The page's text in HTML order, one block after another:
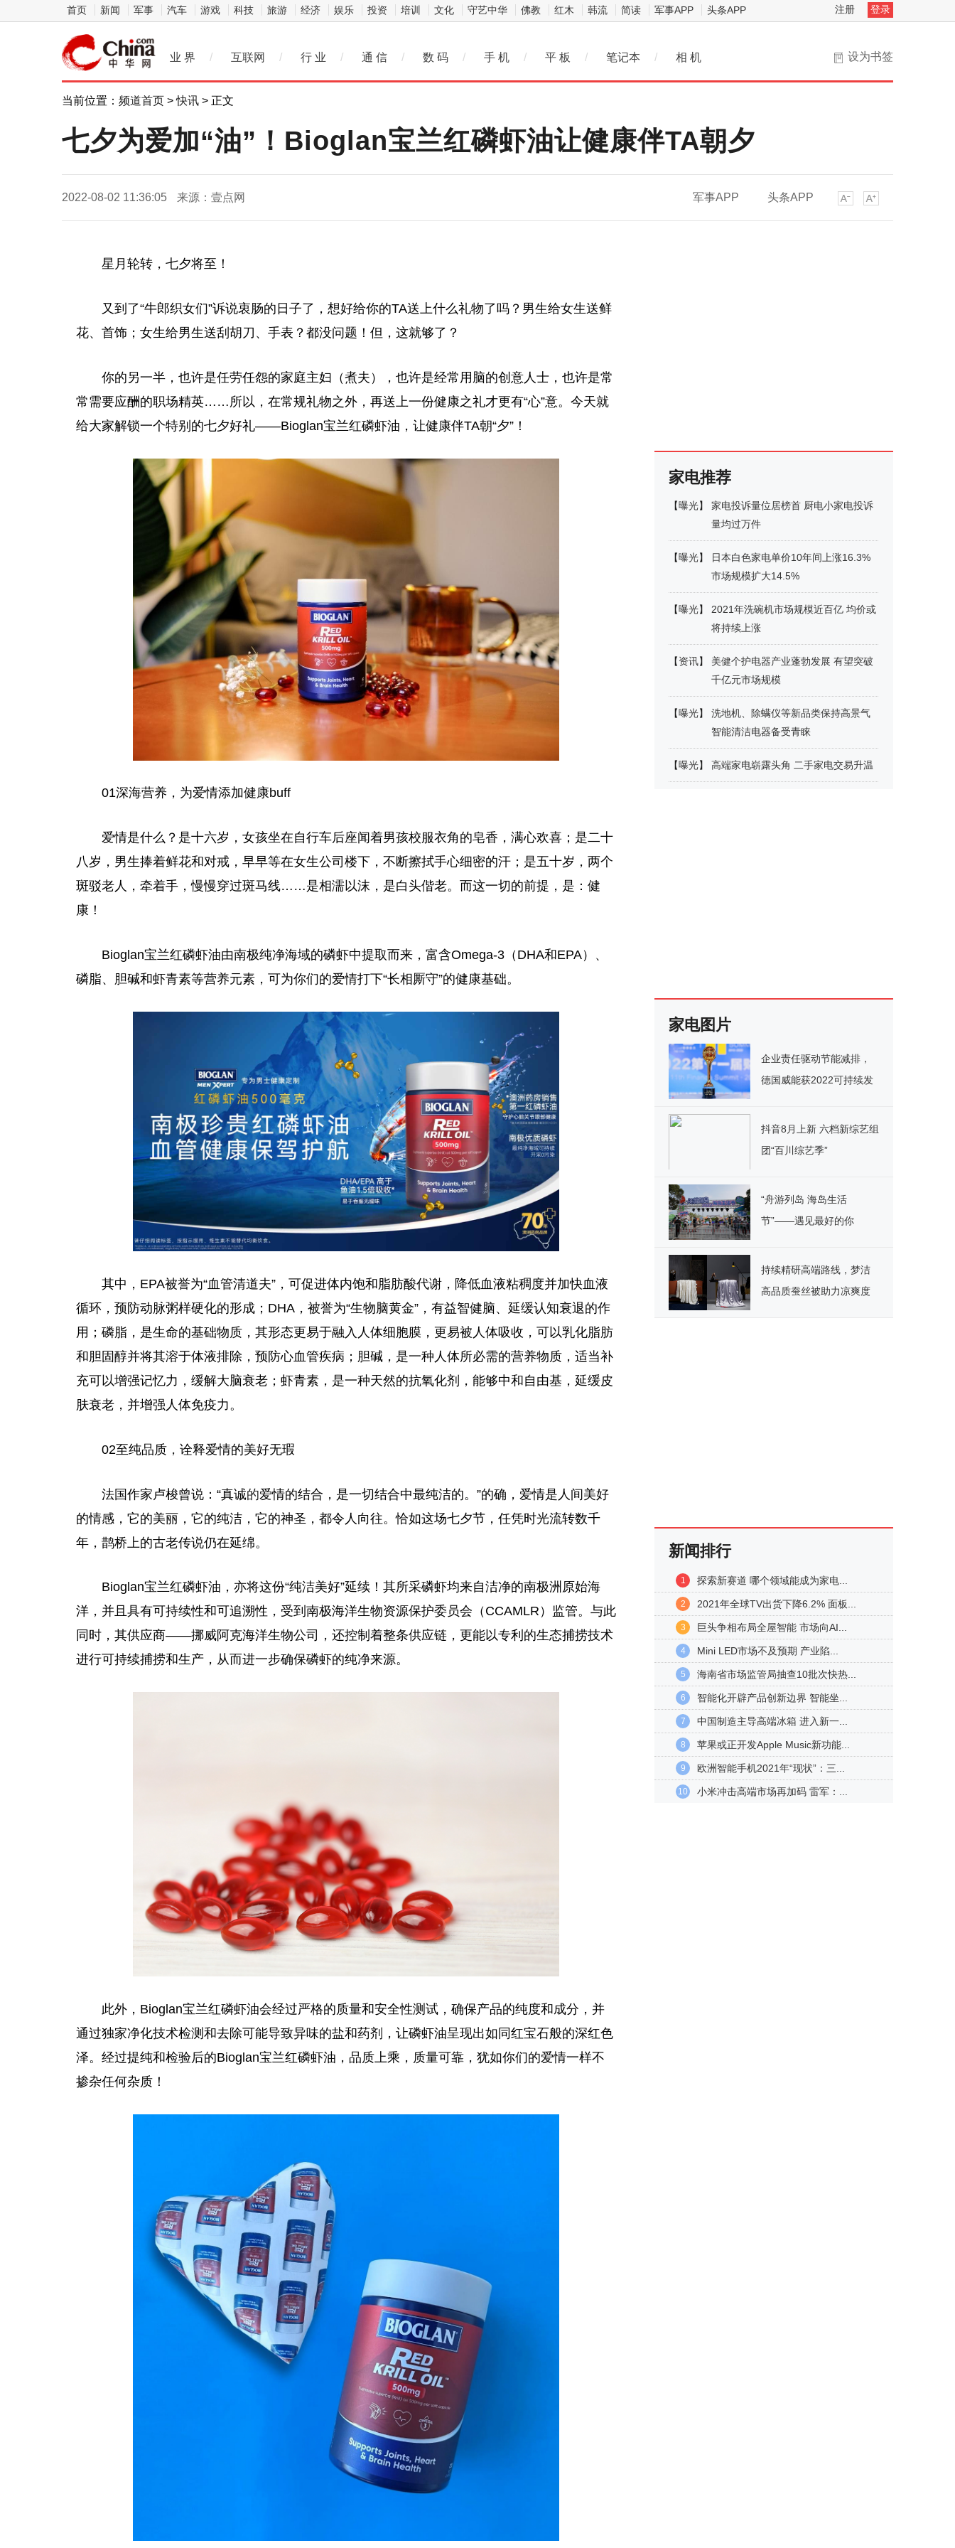
首页 新闻 军事 汽车 游戏 科技 旅游 经济 娱乐 投资 培训 文化 守艺中华 佛教 红木 韩流 简读 军事APP 头条APP 注册 登录
设为书签
业 界 / 互联网 / 行 业 / 通 信 / 数 码 / 手 机 / 平 板 / 笔记本 / 相 机
当前位置： 频道首页 >快讯 > 正文
七夕为爱加“油”！Bioglan宝兰红磷虾油让健康伴TA朝夕
2022-08-02 11:36:05 来源：壹点网 军事APP 头条APP
星月轮转，七夕将至！
又到了“牛郎织女们”诉说衷肠的日子了，想好给你的TA送上什么礼物了吗？男生给女生送鲜
花、首饰；女生给男生送刮胡刀、手表？都没问题！但，这就够了？
你的另一半，也许是任劳任怨的家庭主妇（煮夫），也许是经常用脑的创意人士，也许是常
常需要应酬的职场精英……所以，在常规礼物之外，再送上一份健康之礼才更有“心”意。今天就
给大家解锁一个特别的七夕好礼——Bioglan宝兰红磷虾油，让健康伴TA朝“夕”！
01深海营养，为爱情添加健康buff
爱情是什么？是十六岁，女孩坐在自行车后座闻着男孩校服衣角的皂香，满心欢喜；是二十
八岁，男生捧着鲜花和对戒，早早等在女生公司楼下，不断擦拭手心细密的汗；是五十岁，两个
斑驳老人，牵着手，慢慢穿过斑马线……是相濡以沫，是白头偕老。而这一切的前提，是：健
康！
Bioglan宝兰红磷虾油由南极纯净海域的磷虾中提取而来，富含Omega-3（DHA和EPA）、
磷脂、胆碱和虾青素等营养元素，可为你们的爱情打下“长相厮守”的健康基础。
其中，EPA被誉为“血管清道夫”，可促进体内饱和脂肪酸代谢，降低血液粘稠度并加快血液
循环，预防动脉粥样硬化的形成；DHA，被誉为“生物脑黄金”，有益智健脑、延缓认知衰退的作
用；磷脂，是生命的基础物质，其形态更易于融入人体细胞膜，更易被人体吸收，可以乳化脂肪
和胆固醇并将其溶于体液排除，预防心血管疾病；胆碱，是一种人体所必需的营养物质，适当补
充可以增强记忆力，缓解大脑衰老；虾青素，是一种天然的抗氧化剂，能够中和自由基，延缓皮
肤衰老，并增强人体免疫力。
02至纯品质 ， 诠释爱情的美好无瑕
法国作家卢梭曾说：“真诚的爱情的结合，是一切结合中最纯洁的。”的确，爱情是人间美好
的情感，它的美丽，它的纯洁，它的神圣，都令人向往。恰如这场七夕节，任凭时光流转数千
年，鹊桥上的古老传说仍在延绵。
Bioglan宝兰红磷虾油，亦将这份“纯洁美好”延续！其所采磷虾均来自洁净的南极洲原始海
洋，并且具有可持续性和可追溯性，受到南极海洋生物资源保护委员会（CCAMLR）监管。与此
同时，其供应商——挪威阿克海洋生物公司，还控制着整条供应链，更能以专利的生态捕捞技术
进行可持续捕捞和生产，从而进一步确保磷虾的纯净来源。
此外，Bioglan宝兰红磷虾油会经过严格的质量和安全性测试，确保产品的纯度和成分，并
通过独家净化技术检测和去除可能导致异味的盐和药剂，让磷虾油呈现出如同红宝石般的深红色
泽。经过提纯和检验后的Bioglan宝兰红磷虾油，品质上乘，质量可靠，犹如你们的爱情一样不
掺杂任何杂质！
家电推荐
【曝光】
家电投诉量位居榜首 厨电小家电投诉
量均过万件
【曝光】
日本白色家电单价10年间上涨16.3%
市场规模扩大14.5%
【曝光】
2021年洗碗机市场规模近百亿 均价或
将持续上涨
【资讯】
美健个护电器产业蓬勃发展 有望突破
千亿元市场规模
【曝光】
洗地机、除螨仪等新品类保持高景气
智能清洁电器备受青睐
【曝光】 高端家电崭露头角 二手家电交易升温
家电图片
企业责任驱动节能减排，
德国威能获2022可持续发
抖音8月上新 六档新综艺组
团“百川综艺季”
“舟游列岛 海岛生活
节”——遇见最好的你
持续精研高端路线，梦洁
高品质蚕丝被助力凉爽度
新闻排行
1 探索新赛道 哪个领域能成为家电...
2 2021年全球TV出货下降6.2% 面板...
3 巨头争相布局全屋智能 市场向AI...
4 Mini LED市场不及预期 产业陷...
5 海南省市场监管局抽查10批次快热...
6 智能化开辟产品创新边界 智能坐...
7 中国制造主导高端冰箱 进入新一...
8 苹果或正开发Apple Music新功能...
9 欧洲智能手机2021年“现状”：三...
10 小米冲击高端市场再加码 雷军：...